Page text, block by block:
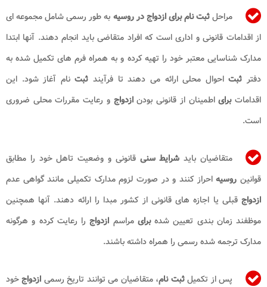
مراحلثبت نام برای ازدواج در روسیه به طور رسمی شامل مجموعه ای
از اقدامات قانونی و اداری است که افراد متقاضی باید انجام دهند. آنها ابتدا
مدارک شناسایی معتبر خود را تهیه کرده و به همراه فرم های تکمیل شده به
دفتر ثبتاحوال محلی ارائه می دهند تا فرآیند ثبتنام آغاز شود. این
اقداماتبرایاطمینان از قانونی بودنازدواجو رعایت مقررات محلی ضروری
است.
متقاضیان باید شرایط سنیقانونی و وضعیت تاهل خود را مطابق
قوانین روسیهاحراز کنند و در صورت لزوم مدارک تکمیلی مانند گواهی عدم
ازدواجقبلی یا اجازه های قانونی از کشور مبدا را ارائه دهند. آنها همچنین
موظفند زمان بندی تعیین شدهبرایمراسم ازدواج را رعایت کرده و هرگونه
مدارک ترجمه شده رسمی را همراه داشته باشند.
پس از تکمیلثبت نام، متقاضیان می توانند تاریخ رسمی ازدواجخود